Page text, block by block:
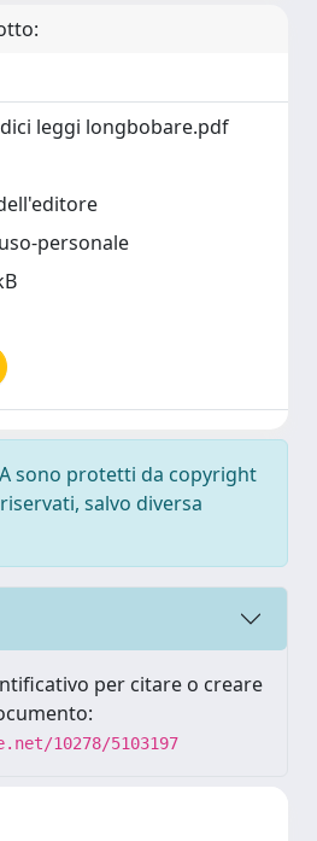
leggi longbobare.pdf
personale
sono protetti da copyright
salvo diversa
per citare o creare
10278/5103197